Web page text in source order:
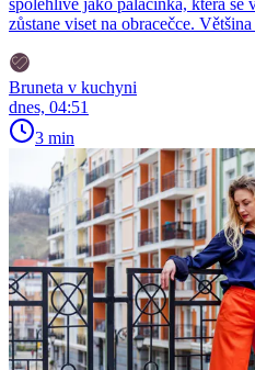
spolehlivě jako palačinka, která se
zůstane viset na obracečce.
Bruneta v kuchyni
dnes, 04:51
3 min